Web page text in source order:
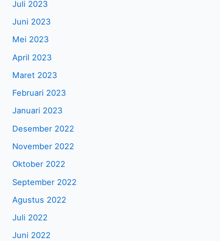
Juli 2023
Juni 2023
Mei 2023
April 2023
Maret 2023
Februari 2023
Januari 2023
Desember 2022
November 2022
Oktober 2022
September 2022
Agustus 2022
Juli 2022
Juni 2022